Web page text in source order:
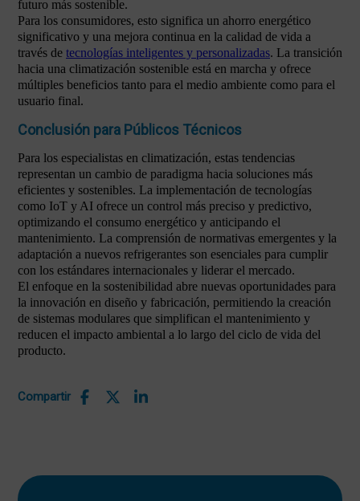
futuro más sostenible.
Para los consumidores, esto significa un ahorro energético
significativo y una mejora continua en la calidad de vida a
través de tecnologías inteligentes y personalizadas. La transición
hacia una climatización sostenible está en marcha y ofrece
múltiples beneficios tanto para el medio ambiente como para el
usuario final.
Conclusión para Públicos Técnicos
Para los especialistas en climatización, estas tendencias
representan un cambio de paradigma hacia soluciones más
eficientes y sostenibles. La implementación de tecnologías
como IoT y AI ofrece un control más preciso y predictivo,
optimizando el consumo energético y anticipando el
mantenimiento. La comprensión de normativas emergentes y la
adaptación a nuevos refrigerantes son esenciales para cumplir
con los estándares internacionales y liderar el mercado.
El enfoque en la sostenibilidad abre nuevas oportunidades para
la innovación en diseño y fabricación, permitiendo la creación
de sistemas modulares que simplifican el mantenimiento y
reducen el impacto ambiental a lo largo del ciclo de vida del
producto.
Compartir